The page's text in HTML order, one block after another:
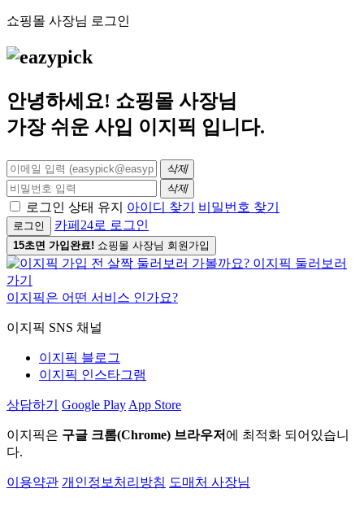
쇼핑몰 사장님 로그인
안녕하세요! 쇼핑몰 사장님
가장 쉬운 사입 이지픽 입니다.
삭제
삭제
로그인 상태 유지 아이디 찾기 비밀번호 찾기
로그인 카페24로 로그인
15초면 가입완료! 쇼핑몰 사장님 회원가입
이지픽은 어떤 서비스 인가요?
이지픽 SNS 채널
이지픽 블로그
이지픽 인스타그램
상담하기 Google Play App Store
이지픽은 구글 크롬(Chrome) 브라우저 에 최적화 되어있습니
다.
이용약관 개인정보처리방침 도매처 사장님